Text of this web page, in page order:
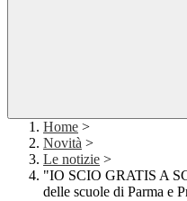
Home >
Novità >
Le notizie >
"IO SCIO GRATIS A
delle scuole di Parma e